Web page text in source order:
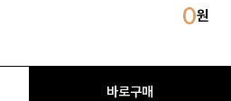
0
바로구매